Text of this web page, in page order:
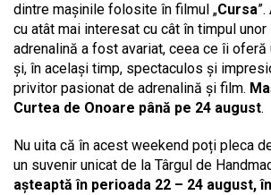
dintre mașinile folosite în filmul „Cursa
cu atât mai interesat cu cât în timpul
adrenalină a fost avariat, ceea ce îi
și, în același timp, spectaculos și
privitor pasionat de adrenalină și film.
Curtea de Onoare până pe 24 august.
Nu uita că în acest weekend poți pleca
un suvenir unicat de la Târgul de
așteaptă în perioada 22 – 24 august,